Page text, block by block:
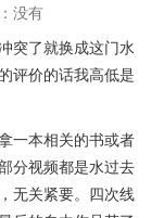
没有
突了就换成这门水
评价的话我高低是
一本相关的书或者
分视频都是水过去
无关紧要。四次线